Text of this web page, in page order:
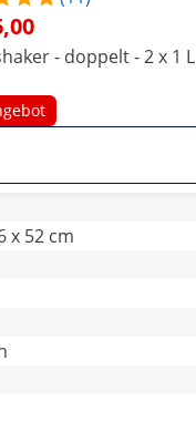
- doppelt - 2 x 1
x 52 cm